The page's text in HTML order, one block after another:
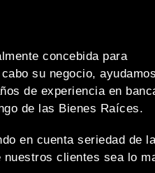
concebida para
su negocio, ayudamos
de experiencia en
de las Bienes Raíces.
en cuenta seriedad de
clientes sea lo